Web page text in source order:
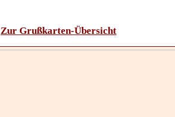
Zur Grußkarten-Übersicht